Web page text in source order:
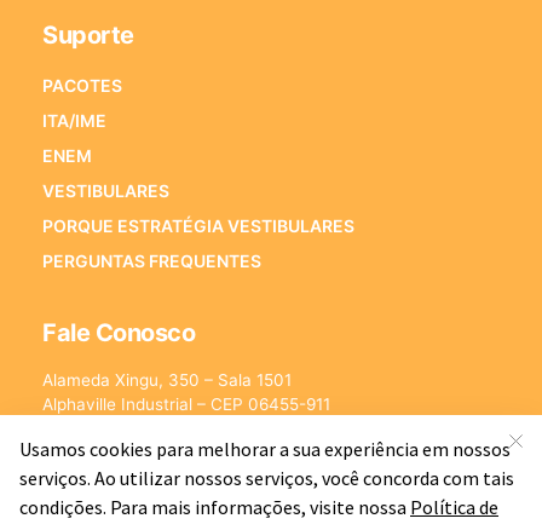
Suporte
PACOTES
ITA/IME
ENEM
VESTIBULARES
PORQUE ESTRATÉGIA VESTIBULARES
PERGUNTAS FREQUENTES
Fale Conosco
Alameda Xingu, 350 – Sala 1501
Alphaville Industrial – CEP 06455-911
E-mail:[email protected]